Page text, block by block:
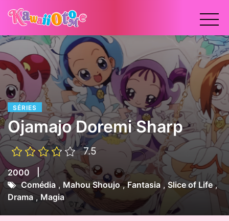
x
SÉRIES
Ojamajo Doremi Sharp
7.5
2000
|
Comédia , Mahou Shoujo,Fantasia ,Slice of Life,
Drama , Magia